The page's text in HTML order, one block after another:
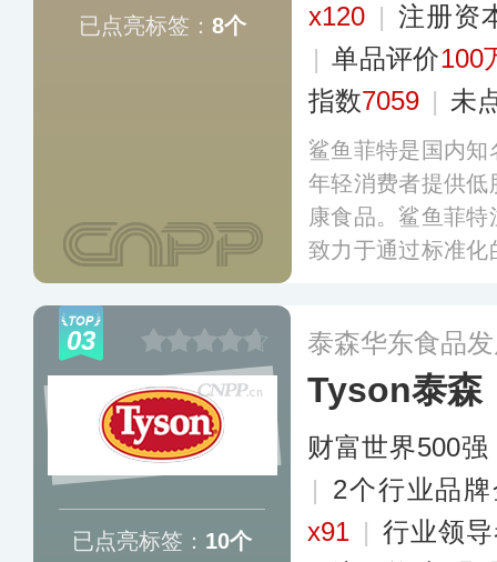
已点亮标签： 8个
x120 | 注册资
| 单品评价100
指数7059 | 未
鲨鱼菲特是国内
年轻消费者提供
康食品。鲨鱼菲
致力于通过标准
品类。更多
03
已点亮标签： 10个
泰森华东食品
Tyson泰森
财富世界500强
| 2个行业品
x91 | 行业领